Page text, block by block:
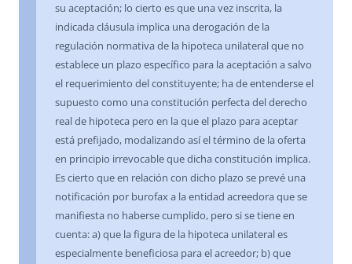
su aceptación; lo cierto es que una vez inscrita, la
indicada cláusula implica una derogación de la
regulación normativa de la hipoteca unilateral que no
establece un plazo específico para la aceptación a salvo
el requerimiento del constituyente; ha de entenderse el
supuesto como una constitución perfecta del derecho
real de hipoteca pero en la que el plazo para aceptar
está prefijado, modalizando así el término de la oferta
en principio irrevocable que dicha constitución implica.
Es cierto que en relación con dicho plazo se prevé una
notificación por burofax a la entidad acreedora que se
manifiesta no haberse cumplido, pero si se tiene en
cuenta: a) que la figura de la hipoteca unilateral es
especialmente beneficiosa para el acreedor; b) que